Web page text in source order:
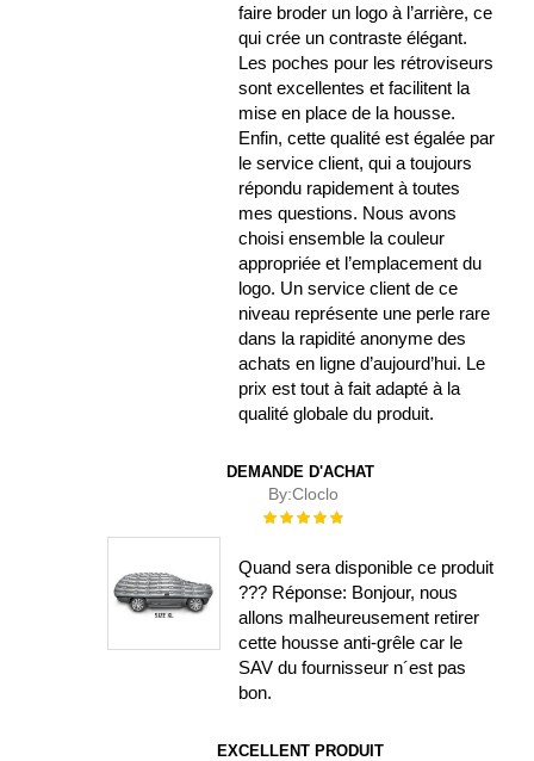
faire broder un logo à l’arrière, ce
qui crée un contraste élégant.
Les poches pour les rétroviseurs
sont excellentes et facilitent la
mise en place de la housse.
Enfin, cette qualité est égalée par
le service client, qui a toujours
répondu rapidement à toutes
mes questions. Nous avons
choisi ensemble la couleur
appropriée et l’emplacement du
logo. Un service client de ce
niveau représente une perle rare
dans la rapidité anonyme des
achats en ligne d’aujourd’hui. Le
prix est tout à fait adapté à la
qualité globale du produit.
DEMANDE D'ACHAT
By:Cloclo
Évaluation :
Quand sera disponible ce produit
??? Réponse: Bonjour, nous
allons malheureusement retirer
cette housse anti-grêle car le
SAV du fournisseur n´est pas
bon.
EXCELLENT PRODUIT